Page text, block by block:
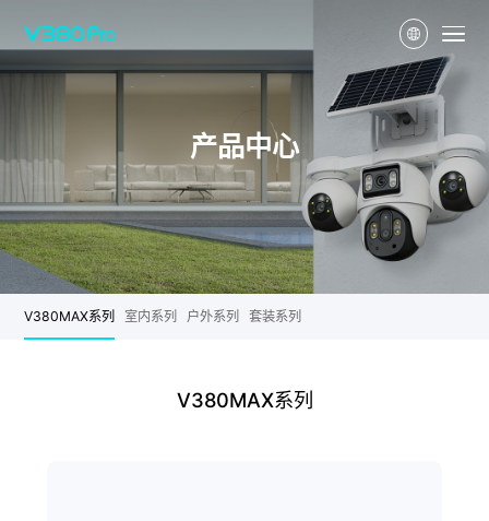
产品中心
V380MAX系列 室内系列 户外系列 套装系列
V380MAX系列